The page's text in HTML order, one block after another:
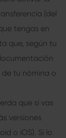
(del
tengas en
que, según tu
tu nómina o
que si vas
versiones
o iOS). Si lo